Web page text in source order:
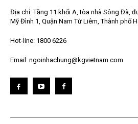
Địa chỉ: Tầng 11 khối A, tòa nhà Sông Đà,
Mỹ Đình 1, Quận Nam Từ Liêm, Thành phố
Hot-line: 1800 6226
Email: ngoinhachung@kgvietnam.com